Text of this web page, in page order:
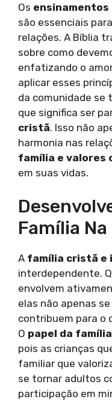
Os
são essenciais
relações. A Bíblia
sobre como
enfatizando o
aplicar esses
da comunidade se
que significa ser
cristã. Isso não
harmonia nas
família e valores
em suas vidas.
Família
A família cristã e
interdependente.
envolvem
elas não apenas
contribuem para o
O papel da
pois as crianças
familiar que
se tornar adultos
participação em